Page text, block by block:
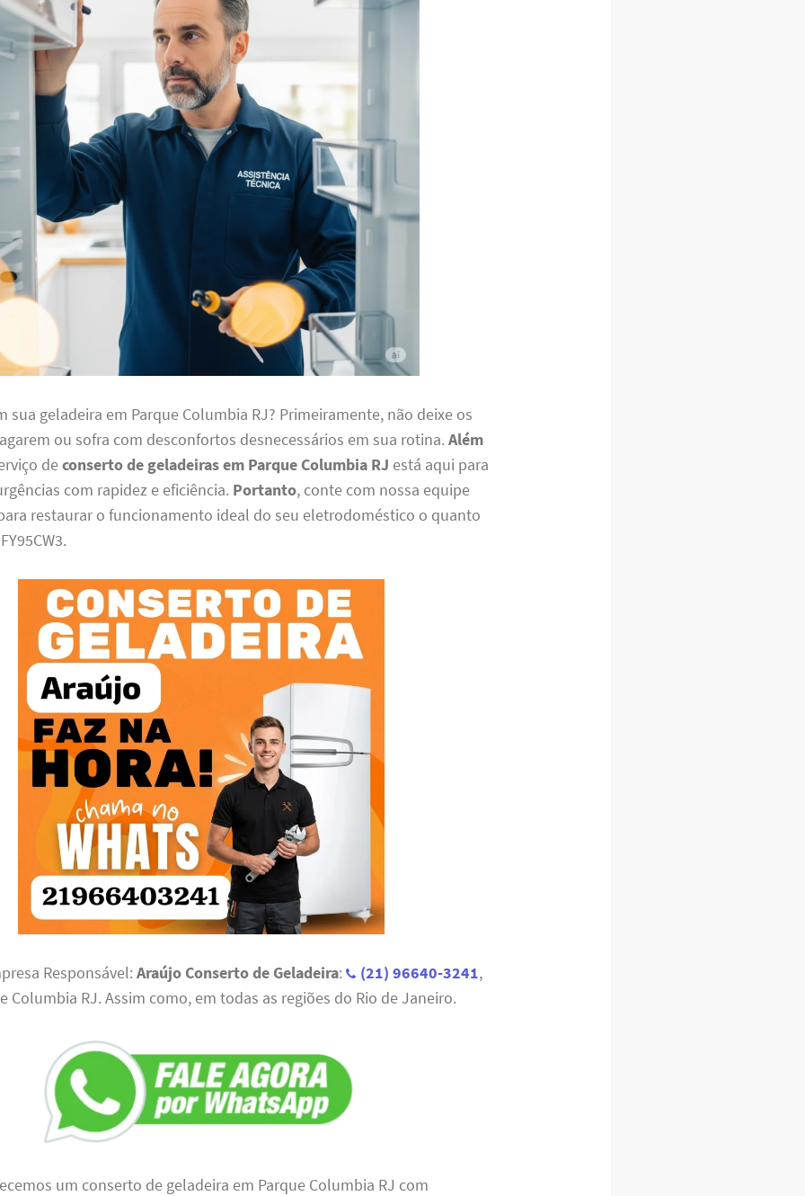
sua geladeira em Parque Columbia RJ? Primeiramente, não deixe os
ou sofra com desconfortos desnecessários em sua rotina.Além
deconserto de geladeiras em Parque Columbia RJ está aqui para
com rapidez e eficiência. Portanto, conte com nossa equipe
restaurar o funcionamento ideal do seu eletrodoméstico o quanto
Responsável:Araújo Conserto de Geladeira: (21) 96640-3241,
Columbia RJ. Assim como, em todas as regiões do Rio de Janeiro.
um conserto de geladeira em Parque Columbia RJ com